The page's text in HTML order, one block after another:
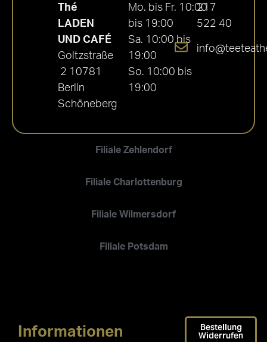
Filiale Zehlendorf
Filiale Charlottenburg
Filiale Wilmersdorf
Filiale Potsdam
Thé
LADEN
UND CAFÉ
Goltzstraße
2 10781
Berlin
Schöneberg
Mo. bis Fr. 10:00
bis 19:00
Sa. 10:00 bis
19:00
So. 10:00 bis
19:00
217
522 40
Informationen Bestellung
Widerrufen